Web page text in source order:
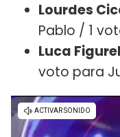
Lourdes
Pablo / 1
Luca
voto para